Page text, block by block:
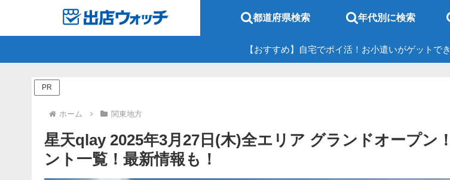
都道府県検索 年代別に検索
【おすすめ】自宅でポイ活！お小遣いがゲットで
PR
ホーム 関東地方
星天qlay 2025年3月27日(木)全エリア グランドオープン
ント一覧！最新情報も！